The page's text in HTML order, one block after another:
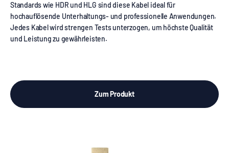
Standards wie HDR und HLG sind diese Kabel ideal für
hochauflösende Unterhaltungs- und professionelle Anwendungen.
Jedes Kabel wird strengen Tests unterzogen, um höchste Qualität
und Leistung zu gewährleisten.
Zum Produkt